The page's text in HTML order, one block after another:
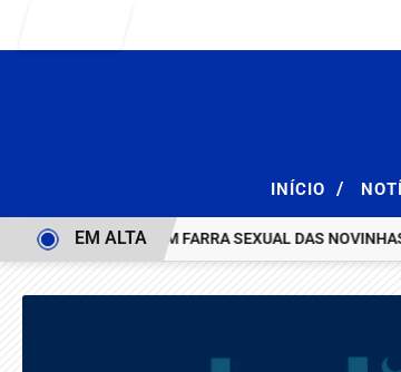
INÍCIO /
E ACABA COM FARRA SEXUAL DAS NOVINHAS NA
EM ALTA